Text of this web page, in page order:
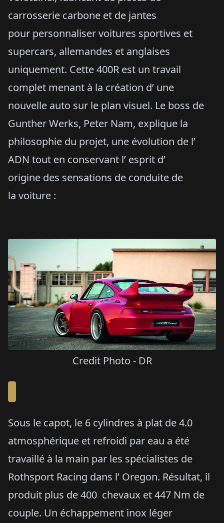
carrosserie carbone et de jantes
pour personnaliser voitures sportives et
supercars, allemandes et anglaises
uniquement. Cette 400R est un travail
complet menant à la création d’ une
nouvelle auto sur le plan visuel. Le boss de
Gunther Werks, Peter Nam, explique la
philosophie du projet, une évolution de l’
ADN tout en conservant l’ esprit d’
origine des sensations de conduite de
la voiture :
Credit Photo - DR
Sous le capot, le 6 cylindres à plat de 4.0
atmosphérique et refroidi par eau a été
travaillé à la main par les spécialistes de
Rothsport Racing dans l’ Oregon. Résultat, il
produit plus de 400 chevaux et 447 Nm de
couple. Un échappement inox léger